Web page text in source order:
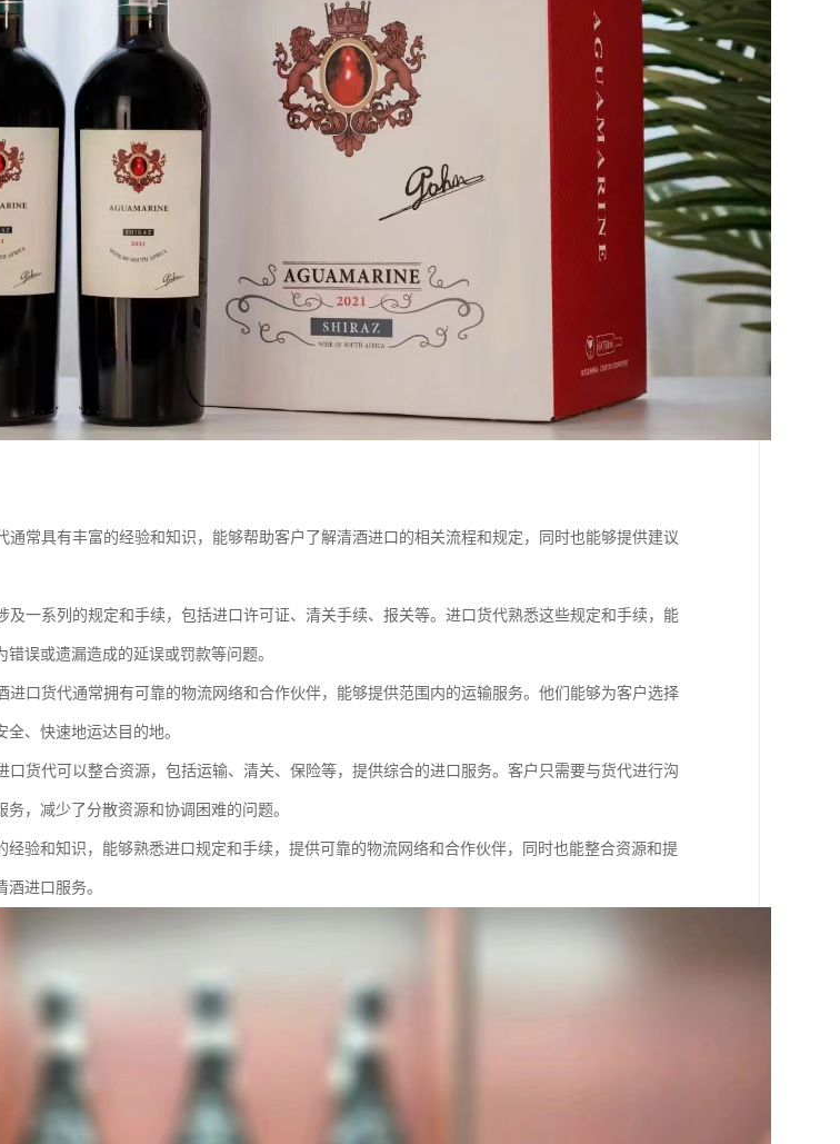
通常具有丰富的经验和知识，能够帮助客户了解清酒进口的相关流程和规定，同时也能够提供建议
及一系列的规定和手续，包括进口许可证、清关手续、报关等。进口货代熟悉这些规定和手续，能
误或遗漏造成的延误或罚款等问题。
进口货代通常拥有可靠的物流网络和合作伙伴，能够提供范围内的运输服务。他们能够为客户选择
、快速地运达目的地。
口货代可以整合资源，包括运输、清关、保险等，提供综合的进口服务。客户只需要与货代进行沟
，减少了分散资源和协调困难的问题。
经验和知识，能够熟悉进口规定和手续，提供可靠的物流网络和合作伙伴，同时也能整合资源和提
进口服务。